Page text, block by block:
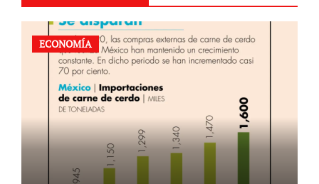
ECONOMÍA